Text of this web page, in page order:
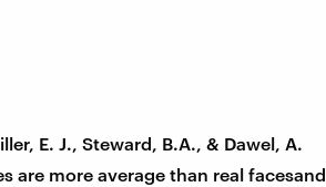
E. J., Steward, B.A., & Dawel, A.
are more average than real facesand